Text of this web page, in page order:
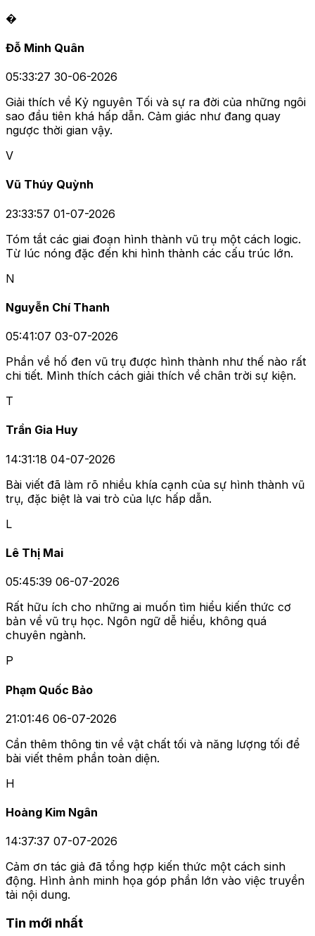
�
Đỗ Minh Quân
05:33:27 30-06-2026
Giải thích về Kỷ nguyên Tối và sự ra đời của những ngôi
sao đầu tiên khá hấp dẫn. Cảm giác như đang quay
ngược thời gian vậy.
V
Vũ Thúy Quỳnh
23:33:57 01-07-2026
Tóm tắt các giai đoạn hình thành vũ trụ một cách logic.
Từ lúc nóng đặc đến khi hình thành các cấu trúc lớn.
N
Nguyễn Chí Thanh
05:41:07 03-07-2026
Phần về hố đen vũ trụ được hình thành như thế nào rất
chi tiết. Mình thích cách giải thích về chân trời sự kiện.
T
Trần Gia Huy
14:31:18 04-07-2026
Bài viết đã làm rõ nhiều khía cạnh của sự hình thành vũ
trụ, đặc biệt là vai trò của lực hấp dẫn.
L
Lê Thị Mai
05:45:39 06-07-2026
Rất hữu ích cho những ai muốn tìm hiểu kiến thức cơ
bản về vũ trụ học. Ngôn ngữ dễ hiểu, không quá
chuyên ngành.
P
Phạm Quốc Bảo
21:01:46 06-07-2026
Cần thêm thông tin về vật chất tối và năng lượng tối để
bài viết thêm phần toàn diện.
H
Hoàng Kim Ngân
14:37:37 07-07-2026
Cảm ơn tác giả đã tổng hợp kiến thức một cách sinh
động. Hình ảnh minh họa góp phần lớn vào việc truyền
tải nội dung.
Tin mới nhất